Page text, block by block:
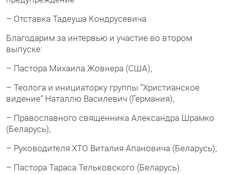
– Отставка Тадеуша Кондрусевича
Благодарим за интервью и участие во втором
выпуске:
– Пастора Михаила Жовнера (США);
– Теолога и инициаторку группы “Христианское
видение” Наталлю Василевич (Германия);
– Православного священника Александра Шрамко
(Беларусь);
– Руководителя ХТО Виталия Апановича (Беларусь);
– Пастора Тараса Тельковского (Беларусь).